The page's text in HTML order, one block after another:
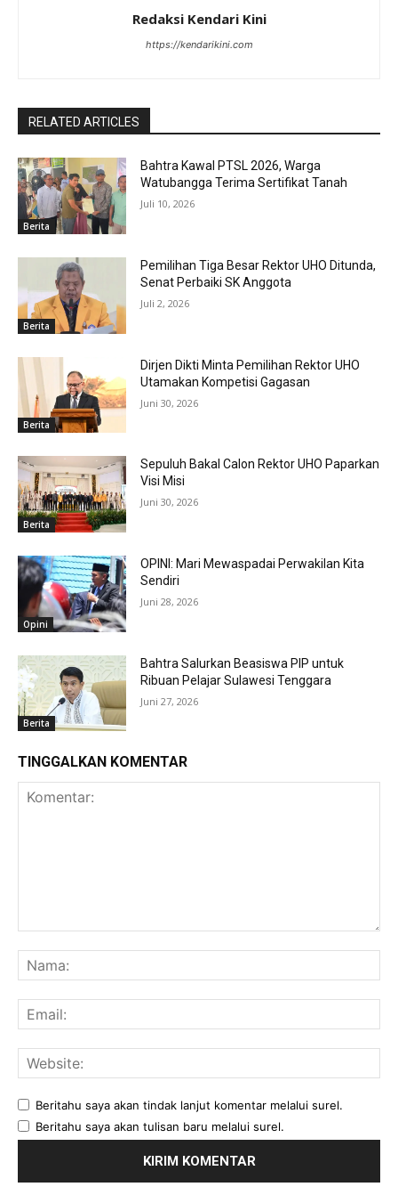
Redaksi Kendari Kini
https://kendarikini.com
RELATED ARTICLES
Berita
Bahtra Kawal PTSL 2026, Warga
Watubangga Terima Sertifikat Tanah
Juli 10, 2026
Berita
Pemilihan Tiga Besar Rektor UHO Ditunda,
Senat Perbaiki SK Anggota
Juli 2, 2026
Berita
Dirjen Dikti Minta Pemilihan Rektor UHO
Utamakan Kompetisi Gagasan
Juni 30, 2026
Berita
Sepuluh Bakal Calon Rektor UHO Paparkan
Visi Misi
Juni 30, 2026
Opini
OPINI: Mari Mewaspadai Perwakilan Kita
Sendiri
Juni 28, 2026
Berita
Bahtra Salurkan Beasiswa PIP untuk
Ribuan Pelajar Sulawesi Tenggara
Juni 27, 2026
TINGGALKAN KOMENTAR
Beritahu saya akan tindak lanjut komentar melalui surel.
Beritahu saya akan tulisan baru melalui surel.